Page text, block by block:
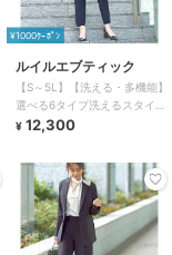
¥1000ｸｰﾎﾟﾝ
ルイルエブティック
【S～5L】【洗える・多機能】
選べる6タイプ洗えるスタイリ
ッシュビジネススーツパンツセ
¥ 12,300